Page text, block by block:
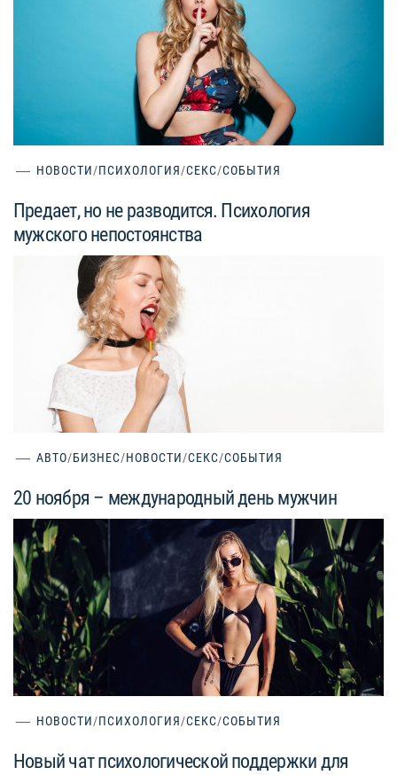
НОВОСТИ/ПСИХОЛОГИЯ/СЕКС/СОБЫТИЯ
Предает, но не разводится. Психология
мужского непостоянства
АВТО/БИЗНЕС/НОВОСТИ/СЕКС/СОБЫТИЯ
20 ноября – международный день мужчин
НОВОСТИ/ПСИХОЛОГИЯ/СЕКС/СОБЫТИЯ
Новый чат психологической поддержки для